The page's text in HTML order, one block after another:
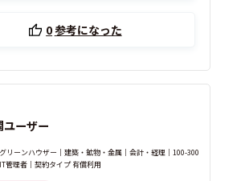
0参考になった
ユーザー
リーンハウザー｜建築・鉱物・金属｜会計・経理｜100-300
管理者｜契約タイプ 有償利用